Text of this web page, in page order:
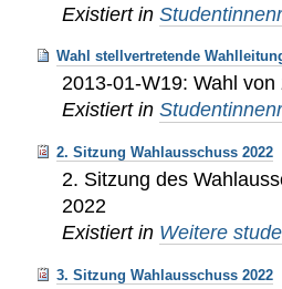
Existiert in
Wahl stellvertretende
2013-01-W19: Wahl
Existiert in
2. Sitzung Wahlausschuss 2022
2. Sitzung des
2022
Existiert in Weitere
3. Sitzung Wahlausschuss 2022